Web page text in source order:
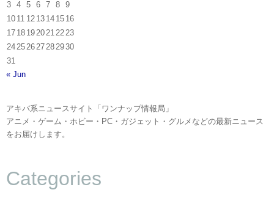
3
4 5 6 7 8
9
10 11 12 13 14 15 16
17 18 1920212223
24252627282930
31
« Jun
アキバ系ニュースサイト「ワンナップ情報局」
アニメ・ゲーム・ホビー・PC・ガジェット・グルメなどの最新ニュース
をお届けします。
Categories